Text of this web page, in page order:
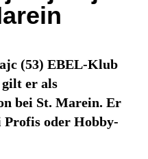
(53) EBEL-Klub
er als
bei St. Marein. Er
Profis oder Hobby-